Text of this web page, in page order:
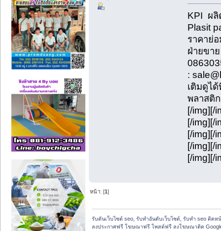
KPI ผลิ
Plasit
ราคาย่
ฝ่ายขา
:
เติมดูไ
พลาสติ
[/img][/
[/img][/
[/img][/
[/img][/
[/img][/
หน้า: [1]
รับดันเว็บไซต์ seo, รับทำอันดับเว็บไซต์, รับทำ seo ติดห
ลงประกาศฟรี โฆษณาฟรี โพสต์ฟรี ลงโฆษณาติด